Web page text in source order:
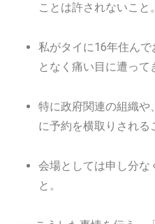
ことは許されないこと。
私がタイに16年住ん
となく痛い目に遭って
特に政府関連の組織や
に予約を横取りされる
会場としては申し分な
と。